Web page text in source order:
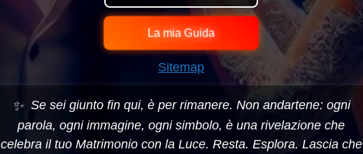
La mia Guida
Sitemap
✨ Se sei giunto fin qui, è per rimanere. Non andartene: ogni
parola, ogni immagine, ogni simbolo, è una rivelazione che
celebra il tuo Matrimonio con la Luce. Resta. Esplora. Lascia che